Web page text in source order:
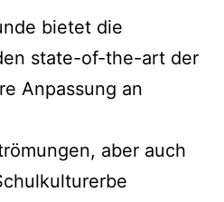
bietet die
state-of-the-art der
Anpassung an
aber auch